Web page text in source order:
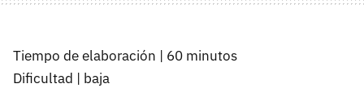
Tiempo de elaboración | 60 minutos
Dificultad | baja